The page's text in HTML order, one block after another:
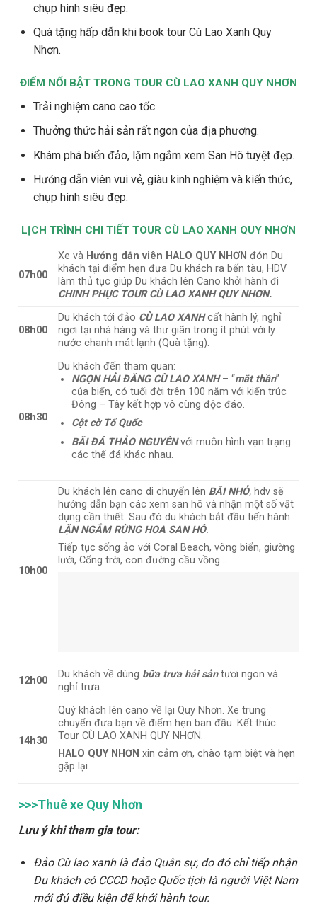
chụp hình siêu đẹp.
Quà tặng hấp dẫn khi book tour Cù Lao Xanh Quy
Nhơn.
ĐIỂM NỔI BẬT TRONG TOUR CÙ LAO XANH QUY NHƠN
Trải nghiệm cano cao tốc.
Thưởng thức hải sản rất ngon của địa phương.
Khám phá biển đảo, lặm ngắm xem San Hô tuyệt đẹp.
Hướng dẫn viên vui vẻ, giàu kinh nghiệm và kiến thức,
chụp hình siêu đẹp.
LỊCH TRÌNH CHI TIẾT TOUR CÙ LAO XANH QUY NHƠN
07h00
Xe và Hướng dẫn viên HALO QUY NHƠN đón Du
khách tại điểm hẹn đưa Du khách ra bến tàu, HDV
làm thủ tục giúp Du khách lên Cano khởi hành đi
CHINH PHỤC TOUR CÙ LAO XANH QUY NHƠN.
08h00
Du khách tới đảo CÙ LAO XANHcất hành lý, nghỉ
ngơi tại nhà hàng và thư giãn trong ít phút với ly
nước chanh mát lạnh (Quà tặng).
08h30
Du khách đến tham quan:
NGỌN HẢI ĐĂNG CÙ LAO XANH– “mắt thần”
của biển, có tuổi đời trên 100 năm với kiến trúc
Đông – Tây kết hợp vô cùng độc đáo.
Cột cờ Tổ Quốc
BÃI ĐÁ THẢO NGUYÊNvới muôn hình vạn trạng
các thế đá khác nhau.
10h00
Du khách lên cano di chuyển lên BÃI NHỎ, hdv sẽ
hướng dẫn bạn các xem san hô và nhận một số vật
dụng cần thiết. Sau đó du khách bắt đầu tiến hành
LẶN NGẮM RỪNG HOA SAN HÔ.
Tiếp tục sống ảo với Coral Beach, võng biển, giường
lưới, Cổng trời, con đường cầu vồng…
12h00
Du khách về dùng bữa trưa hải sảntươi ngon và
nghỉ trưa.
14h30
Quý khách lên cano về lại Quy Nhơn. Xe trung
chuyển đưa bạn về điểm hẹn ban đầu. Kết thúc
Tour CÙ LAO XANH QUY NHƠN.
HALO QUY NHƠN xin cảm ơn, chào tạm biệt và hẹn
gặp lại.
>>>Thuê xe Quy Nhơn
Lưu ý khi tham gia tour:
Đảo Cù lao xanh là đảo Quân sự, do đó chỉ tiếp nhận
Du khách có CCCD hoặc Quốc tịch là người Việt Nam
mới đủ điều kiện để khởi hành tour.